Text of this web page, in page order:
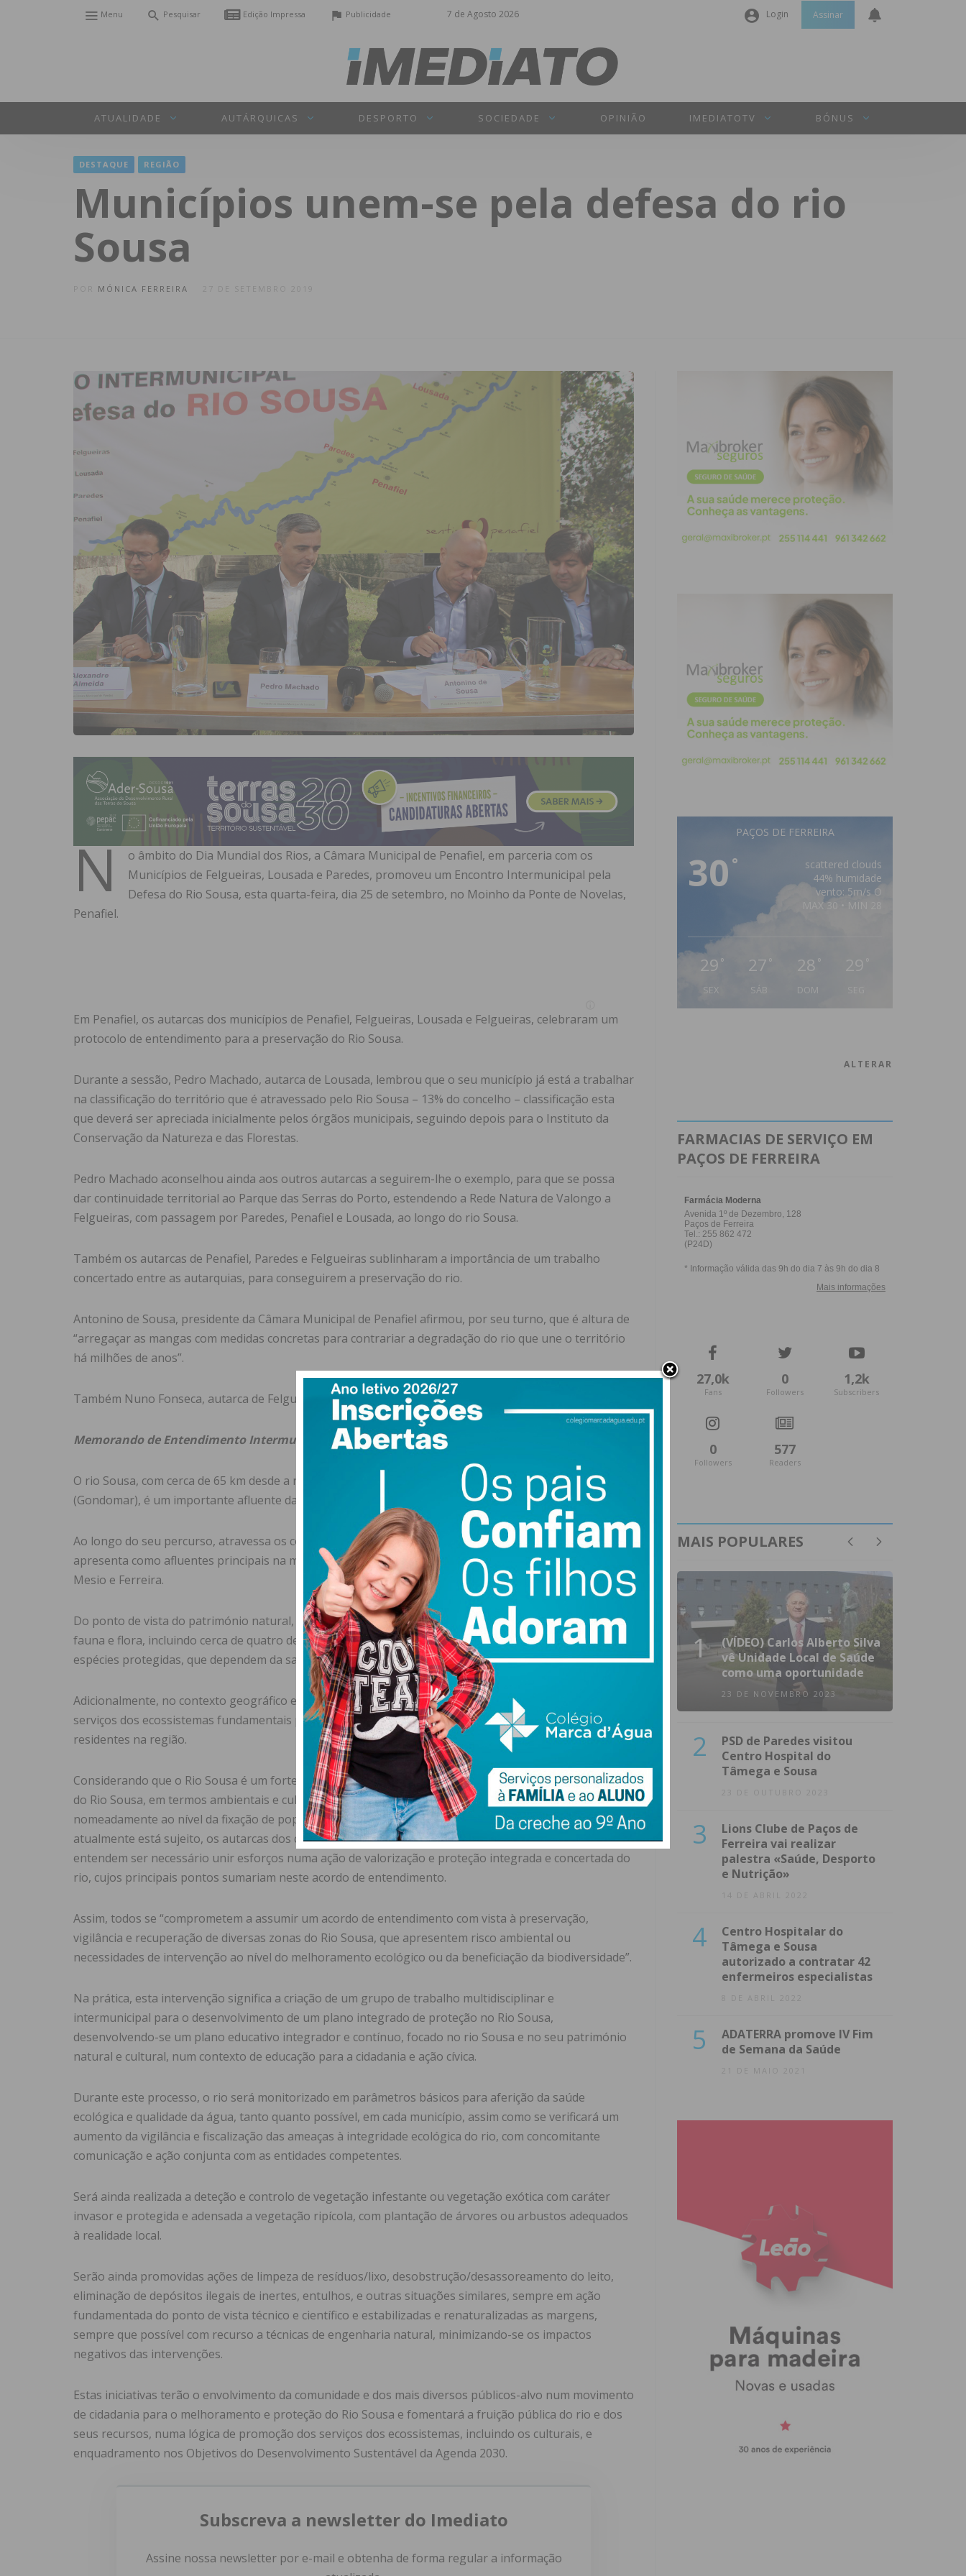
7 de Agosto 2026
Menu Pesquisar Edição Impressa Publicidade Login
Senha
INICIAR SESSÃO
Assinar
ATUALIDADE AUTÁRQUICAS DESPORTO SOCIEDADE OPINIÃO IMEDIATOTV BÓNUS
DESTAQUE REGIÃO
Municípios unem-se pela defesa do rio
Sousa
MÓNICA FERREIRA 27 DE SETEMBRO 2019
N
o âmbito do Dia Mundial dos Rios, a Câmara Municipal de Penafiel, em parceria com os
Municípios de Felgueiras, Lousada e Paredes, promoveu um Encontro Intermunicipal pela
Defesa do Rio Sousa, esta quarta-feira, dia 25 de setembro, no Moinho da Ponte de Novelas,
Penafiel.
Em Penafiel, os autarcas dos municípios de Penafiel, Felgueiras, Lousada e Felgueiras, celebraram um
protocolo de entendimento para a preservação do Rio Sousa.
Durante a sessão, Pedro Machado, autarca de Lousada, lembrou que o seu município já está a trabalhar
na classificação do território que é atravessado pelo Rio Sousa – 13% do concelho – classificação esta
que deverá ser apreciada inicialmente pelos órgãos municipais, seguindo depois para o Instituto da
Conservação da Natureza e das Florestas.
Pedro Machado aconselhou ainda aos outros autarcas a seguirem-lhe o exemplo, para que se possa
dar continuidade territorial ao Parque das Serras do Porto, estendendo a Rede Natura de Valongo a
Felgueiras, com passagem por Paredes, Penafiel e Lousada, ao longo do rio Sousa.
Também os autarcas de Penafiel, Paredes e Felgueiras sublinharam a importância de um trabalho
concertado entre as autarquias, para conseguirem a preservação do rio.
Antonino de Sousa, presidente da Câmara Municipal de Penafiel afirmou, por seu turno, que é altura de
“arregaçar as mangas com medidas concretas para contrariar a degradação do rio que une o território
há milhões de anos”.
Também Nuno Fonseca, autarca de Felgueiras, defendeu que é tempo de “por mãos à obra”.
Memorando de Entendimento Intermunicipal
O rio Sousa, com cerca de 65 km desde a nascente em Friande (Felgueiras) até à foz em Foz do Sousa
(Gondomar), é um importante afluente da margem direita do rio Douro.
Ao longo do seu percurso, atravessa os concelhos de Felgueiras, Lousada, Penafiel e Paredes, e
apresenta como afluentes principais na margem esquerda o rio Cavalum e na margem direita os rios
Mesio e Ferreira.
Do ponto de vista do património natural, a bacia hidrográfica do Sousa alberga mais de 550 espécies de
fauna e flora, incluindo cerca de quatro dezenas de espécies endémicas da Península Ibérica e/ou
espécies protegidas, que dependem da saúde e integridade ecológica do rio.
Adicionalmente, no contexto geográfico e muito humanizado em que se encontra, o rio Sousa presta
serviços dos ecossistemas fundamentais para a qualidade de vida e desenvolvimento das populações
residentes na região.
Considerando que o Rio Sousa é um forte elemento natural agregador do território, a sua importância
do Rio Sousa, em termos ambientais e culturais, a sua relevância para a economia regional,
nomeadamente ao nível da fixação de populações e desenvolvimento territorial e as ameaças a que
atualmente está sujeito, os autarcas dos concelhos de Penafiel, Paredes, Lousada e Felgueiras
entendem ser necessário unir esforços numa ação de valorização e proteção integrada e concertada do
rio, cujos principais pontos sumariam neste acordo de entendimento.
Assim, todos se “comprometem a assumir um acordo de entendimento com vista à preservação,
vigilância e recuperação de diversas zonas do Rio Sousa, que apresentem risco ambiental ou
necessidades de intervenção ao nível do melhoramento ecológico ou da beneficiação da biodiversidade”.
Na prática, esta intervenção significa a criação de um grupo de trabalho multidisciplinar e
intermunicipal para o desenvolvimento de um plano integrado de proteção no Rio Sousa,
desenvolvendo-se um plano educativo integrador e contínuo, focado no rio Sousa e no seu património
natural e cultural, num contexto de educação para a cidadania e ação cívica.
Durante este processo, o rio será monitorizado em parâmetros básicos para aferição da saúde
ecológica e qualidade da água, tanto quanto possível, em cada município, assim como se verificará um
aumento da vigilância e fiscalização das ameaças à integridade ecológica do rio, com concomitante
comunicação e ação conjunta com as entidades competentes.
Será ainda realizada a deteção e controlo de vegetação infestante ou vegetação exótica com caráter
invasor e protegida e adensada a vegetação ripícola, com plantação de árvores ou arbustos adequados
à realidade local.
Serão ainda promovidas ações de limpeza de resíduos/lixo, desobstrução/desassoreamento do leito,
eliminação de depósitos ilegais de inertes, entulhos, e outras situações similares, sempre em ação
fundamentada do ponto de vista técnico e científico e estabilizadas e renaturalizadas as margens,
sempre que possível com recurso a técnicas de engenharia natural, minimizando-se os impactos
negativos das intervenções.
Estas iniciativas terão o envolvimento da comunidade e dos mais diversos públicos-alvo num movimento
de cidadania para o melhoramento e proteção do Rio Sousa e fomentará a fruição pública do rio e dos
seus recursos, numa lógica de promoção dos serviços dos ecossistemas, incluindo os culturais, e
enquadramento nos Objetivos do Desenvolvimento Sustentável da Agenda 2030.
Subscreva a newsletter do Imediato
Assine nossa newsletter por e-mail e obtenha de forma regular a informação
PAÇOS DE FERREIRA
30 °
scattered clouds
44% humidade
vento: 5m/s O
MAX 30 • MIN 28
29 °
SEX
27 °
SÁB
28 °
DOM
29 °
ALTERAR
FARMACIAS DE SERVIÇO EM
PAÇOS DE FERREIRA
27,0k
Fans
0
Followers
1,2k
Subscribers
0
Followers
577
Readers
MAIS POPULARES
1
(VÍDEO) Carlos Alberto Silva
vê Unidade Local de Saúde
como uma oportunidade
23 DE NOVEMBRO 2023
2
PSD de Paredes visitou
Centro Hospital do
Tâmega e Sousa
23 DE OUTUBRO 2023
3
Lions Clube de Paços de
Ferreira vai realizar
palestra «Saúde, Desporto
e Nutrição»
14 DE ABRIL 2022
4
Centro Hospitalar do
Tâmega e Sousa
autorizado a contratar 42
enfermeiros especialistas
8 DE ABRIL 2022
5
ADATERRA promove IV Fim
de Semana da Saúde
21 DE MAIO 2021